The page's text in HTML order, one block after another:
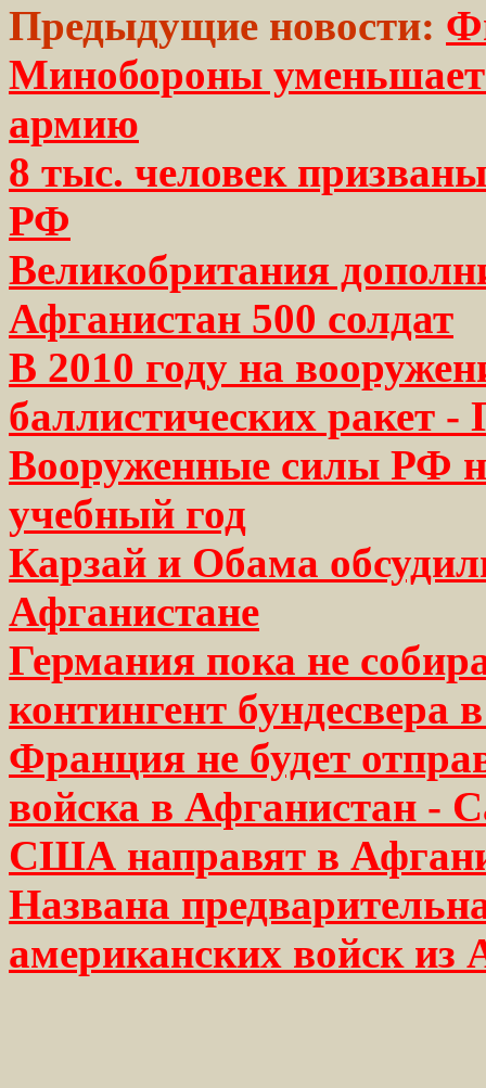
Предыдущие новости:
Минобороны
армию
8 тыс. человек
РФ
Великобритания
Афганистан 500 солдат
В 2010 году на
баллистических ракет -
Вооруженные силы РФ
учебный год
Карзай и Обама
Афганистане
Германия пока не
контингент
Франция не будет
войска в Афганистан -
США направят в
Названа
американских войск из